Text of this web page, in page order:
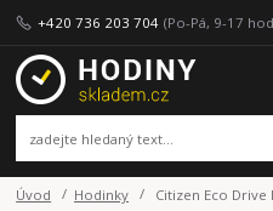
+420 736 203 704 (Po-Pá, 9-17
Úvod Hodinky Citizen Eco